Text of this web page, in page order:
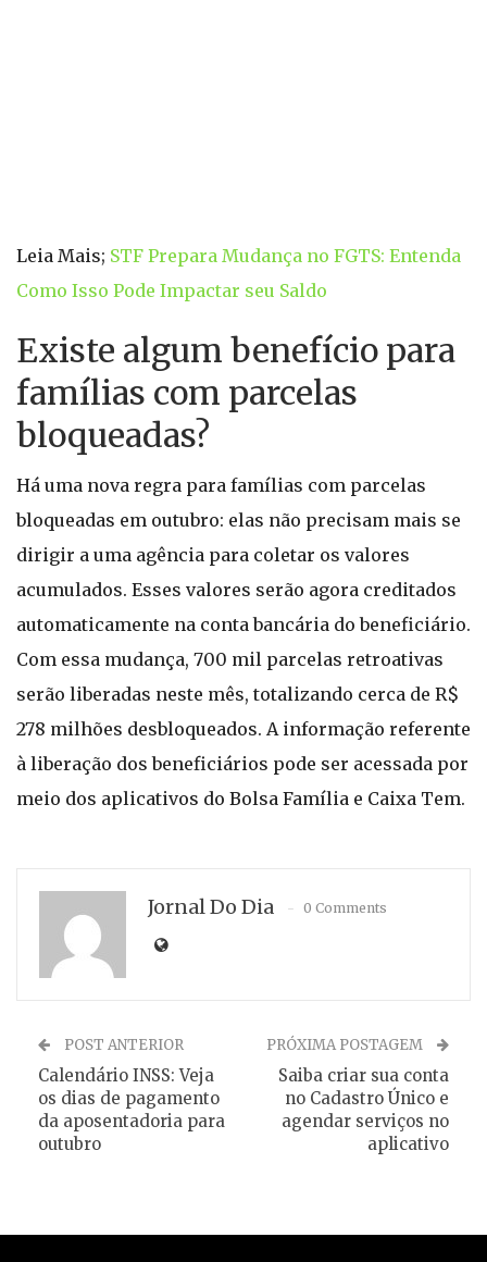
Leia Mais; STF Prepara Mudança no FGTS: Entenda
Como Isso Pode Impactar seu Saldo
Existe algum benefício para
famílias com parcelas
bloqueadas?
Há uma nova regra para famílias com parcelas
bloqueadas em outubro: elas não precisam mais se
dirigir a uma agência para coletar os valores
acumulados. Esses valores serão agora creditados
automaticamente na conta bancária do beneficiário.
Com essa mudança, 700 mil parcelas retroativas
serão liberadas neste mês, totalizando cerca de R$
278 milhões desbloqueados. A informação referente
à liberação dos beneficiários pode ser acessada por
meio dos aplicativos do Bolsa Família e Caixa Tem.
Jornal Do Dia 0 Comments
POST ANTERIOR
Calendário INSS: Veja
os dias de pagamento
da aposentadoria para
outubro
PRÓXIMA POSTAGEM
Saiba criar sua conta
no Cadastro Único e
agendar serviços no
aplicativo